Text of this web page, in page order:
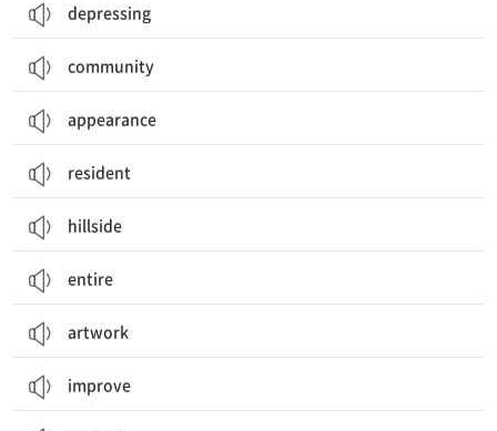
depressing
community
appearance
resident
hillside
entire
artwork
improve